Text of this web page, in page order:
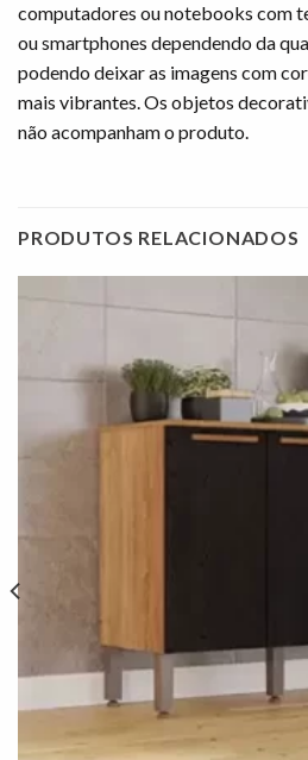
computadores ou notebooks com
ou smartphones dependendo da
podendo deixar as imagens com
mais vibrantes. Os objetos
não acompanham o produto.
PRODUTOS RELACIONADOS